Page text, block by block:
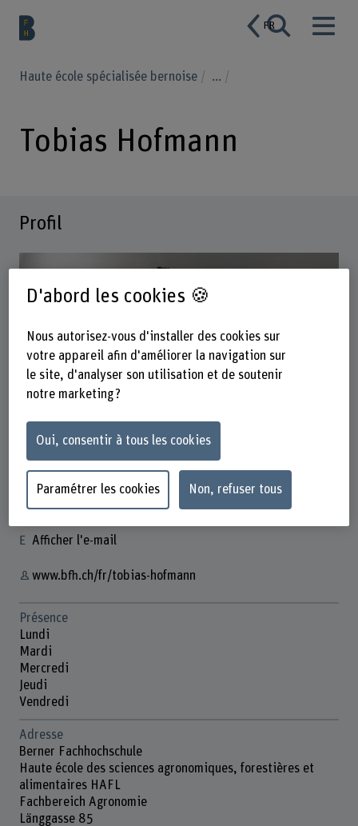
FR
Haute école spécialisée bernoise ...
Tobias Hofmann
Profil
Wissenschaftlicher Mitarbeiter
Contact
Afficher l'e-mail
www.bfh.ch/fr/tobias-hofmann
Présence
Lundi
Mardi
Mercredi
Jeudi
Vendredi
Adresse
Berner Fachhochschule
Haute école des sciences agronomiques, forestières et
alimentaires HAFL
Fachbereich Agronomie
Länggasse 85
D'abord les cookies 🍪
Nous autorisez-vous d'installer des cookies sur
votre appareil afin d'améliorer la navigation sur
le site, d'analyser son utilisation et de soutenir
notre marketing ?
Oui, consentir à tous les cookies
Paramétrer les cookies Non, refuser tous